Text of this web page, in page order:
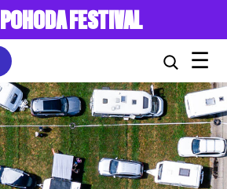
POHODA FESTIVAL
☰